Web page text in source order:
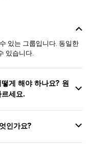
있는 그룹입니다. 동일한
있습니다.
게 해야 하나요? 원
세요.
인가요?